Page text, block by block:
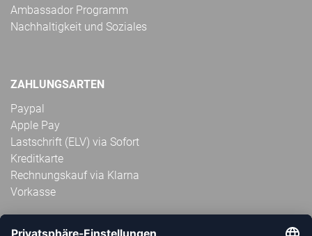
Ambassador Programm
Nachhaltigkeit und Soziales
ZAHLUNGSARTEN
Paypal
Apple Pay
Lastschrift (ELV) via Sofort
Kreditkarte
Rechnungskauf via Klarna
Vorkasse